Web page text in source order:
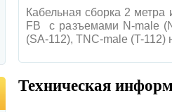
Кабельная сборка 2 метра
FB с разъемами N-male
(SA-112), TNC-male (T-112)
Техническая